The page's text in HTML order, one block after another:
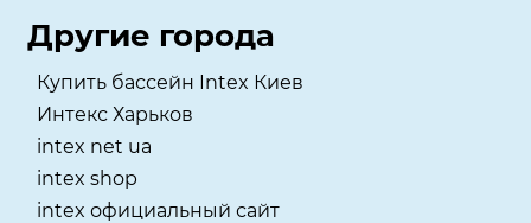
Другие города
Купить бассейн Intex Киев
Интекс Харьков
intex net ua
intex shop
intex официальный сайт